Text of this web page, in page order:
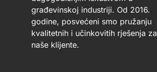
građevinskoj industriji. Od 2016.
godine, posvećeni smo pružanju
kvalitetnih i učinkovitih rješenja za
naše klijente.